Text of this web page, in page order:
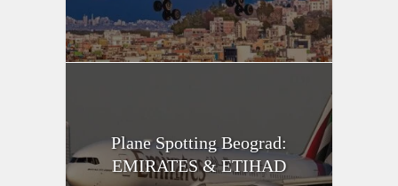
Plane Spotting Beograd:
EMIRATES & ETIHAD